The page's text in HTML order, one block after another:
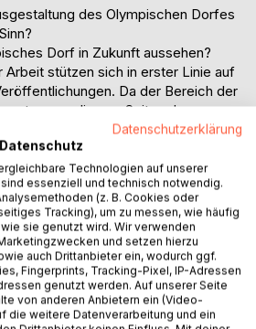
des Olympischen Dorfes
Dorf in Zukunft aussehen?
Arbeit stützen sich in erster Linie auf
Da der Bereich der
die von Seiten der
Dorf gestellt werden, in die
Dörfer zwar einfließt, im
Herauszufiltern ist, wurde eine
an Olympischen Spielen
Dörfer nur sehr wenig Literatur
m. E. für die Bearbeitung
Arbeit ausreichend. Es sei
die dargestellten Anforderungen
den Anspruch auf
erheben.
Datenschutzerklärung
Technologien auf unserer
essenziell und technisch notwendig.
(z. B. Cookies oder
Tracking), um zu messen, wie häufig
sie genutzt wird. Wir verwenden
und setzen hierzu
auch Drittanbieter ein, wodurch ggf.
Fingerprints, Tracking-Pixel, IP-Adressen
genutzt werden. Auf unserer Seite
von anderen Anbietern ein (Video-
die weitere Datenverarbeitung und ein